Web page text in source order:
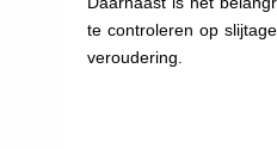
te controleren op
veroudering.